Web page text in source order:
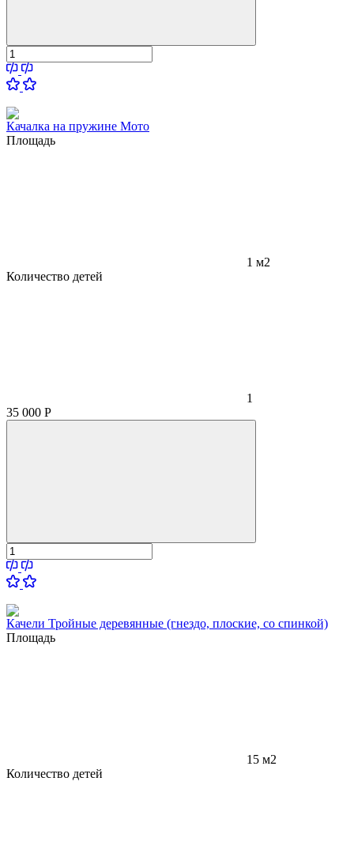
Качалка на пружине Мото
Площадь
1 м2
Количество детей
1
35 000 Р
Качели Тройные деревянные (гнездо, плоские, со спинкой)
Площадь
15 м2
Количество детей